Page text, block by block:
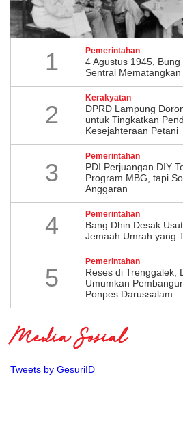
1 Pemerintahan
4 Agustus 1945,
Sentral
2
Kerakyatan
DPRD Lampung
untuk Tingkatkan
Kesejahteraan Petani
3
Pemerintahan
PDI Perjuangan DIY
Program MBG, tapi
Anggaran
4 Pemerintahan
Bang Dhin Desak
Jemaah Umrah yang
5
Pemerintahan
​Reses di Trenggalek,
Umumkan
Ponpes Darussalam
Media Sosial
Tweets by GesuriID